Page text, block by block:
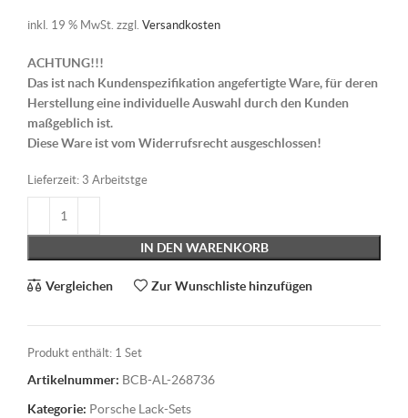
inkl. 19 % MwSt. zzgl. Versandkosten
ACHTUNG!!!
Das ist nach Kundenspezifikation angefertigte Ware, für deren
Herstellung eine individuelle Auswahl durch den Kunden
maßgeblich ist.
Diese Ware ist vom Widerrufsrecht ausgeschlossen!
Lieferzeit: 3 Arbeitstge
IN DEN WARENKORB
Vergleichen Zur Wunschliste hinzufügen
Produkt enthält: 1 Set
Artikelnummer: BCB-AL-268736
Kategorie: Porsche Lack-Sets